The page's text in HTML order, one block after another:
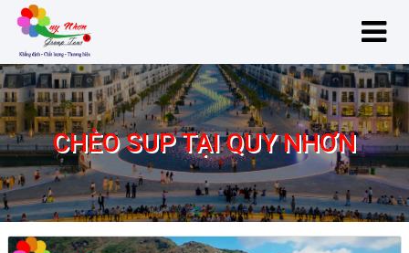
CHÈO SUP TẠI QUY NHƠN
chèo SUP tại Quy Nhơn